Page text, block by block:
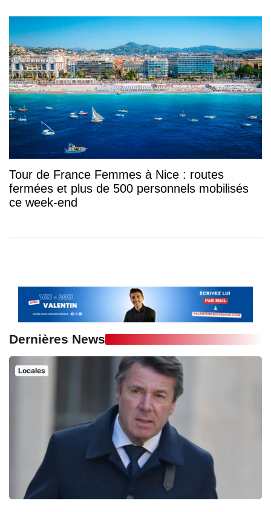
Tour de France Femmes à Nice : routes
fermées et plus de 500 personnels mobilisés
ce week-end
Dernières News
Locales